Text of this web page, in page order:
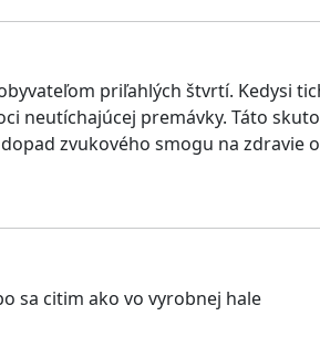
priľahlých štvrtí. Kedysi
neutíchajúcej premávky. Táto
zvukového smogu na zdravie
sa citim ako vo vyrobnej hale